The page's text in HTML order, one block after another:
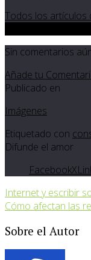
Todos los artículos
Sin comentarios
Añade tu
Publicado en
Imágenes
Etiquetado con
Difunde el amor
FacebookX
Internet y escribir
Cómo afectan las
Sobre el Autor